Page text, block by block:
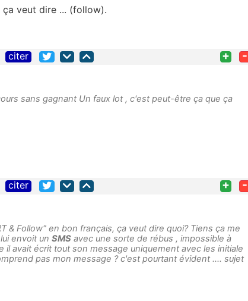
veut dire ... (follow).
citer + -
sans gagnant Un faux lot , c'est peut-être ça que ça
citer + -
& Follow" en bon français, ça veut dire quoi? Tiens ça me
envoit un SMS avec une sorte de rébus , impossible à
il avait écrit tout son message uniquement avec les initiale
pas mon message ? c'est pourtant évident .... sujet